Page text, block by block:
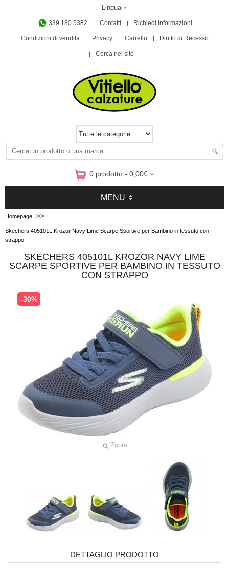
Lingua
339.180 5382 Contatti Richiedi informazioni
Condizioni di vendita Privacy Carrello Diritto di Recesso
Cerca nel sito
0 prodotto - 0,00€
MENU
Homepage >>
Skechers 405101L Krozor Navy Lime Scarpe Sportive per Bambino in tessuto con
strappo
SKECHERS 405101L KROZOR NAVY LIME
SCARPE SPORTIVE PER BAMBINO IN TESSUTO
CON STRAPPO
Zoom
-30%
DETTAGLIO PRODOTTO